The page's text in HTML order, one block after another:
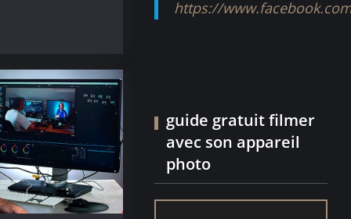
https://
guide gratuit filmer
avec son appareil
photo